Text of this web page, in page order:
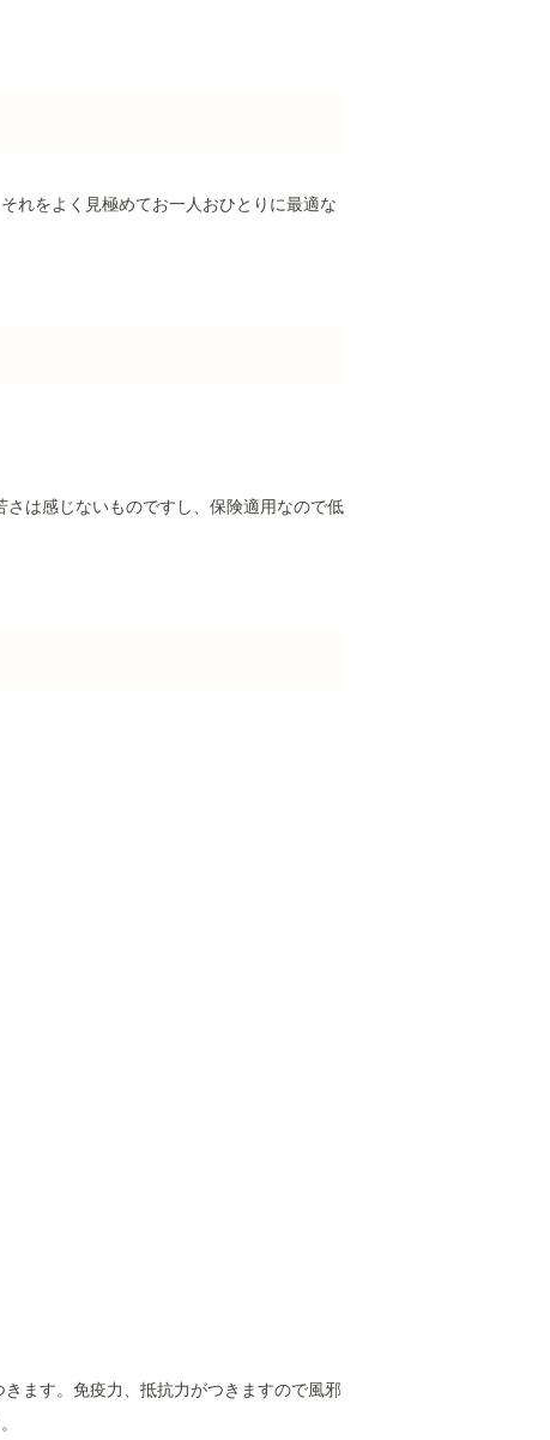
れをよく見極めてお一人おひとりに最適な
さは感じないものですし、保険適用なので低
ます。免疫力、抵抗力がつきますので風邪